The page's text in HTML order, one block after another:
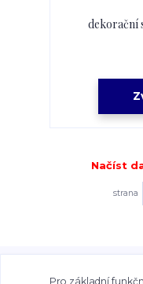
dekorační
Načíst
strana
obsah zveřejněný na
Pro základní